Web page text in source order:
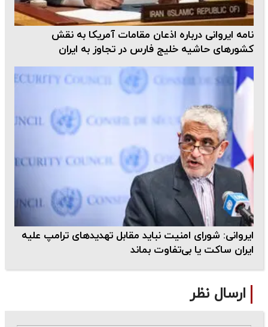
نامه ایروانی درباره اذعان مقامات آمریکا به نقش
کشورهای حاشیه خلیج فارس در تجاوز به ایران
ایروانی: شورای امنیت نباید مقابل تهدیدهای ترامپ علیه
ایران ساکت یا بی‌تفاوت بماند
ارسال نظر